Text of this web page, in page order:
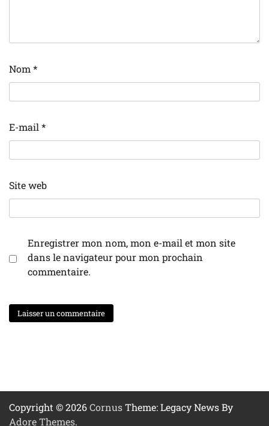
Nom *
E-mail *
Site web
Enregistrer mon nom, mon e-mail et mon site
dans le navigateur pour mon prochain
commentaire.
Copyright © 2026CornusTheme: Legacy News By
Adore Themes.